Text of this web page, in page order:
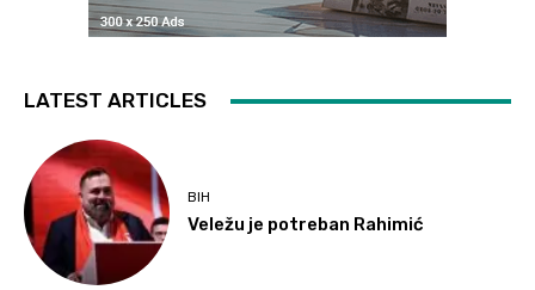
LATEST ARTICLES
BIH
Veležu je potreban Rahimić